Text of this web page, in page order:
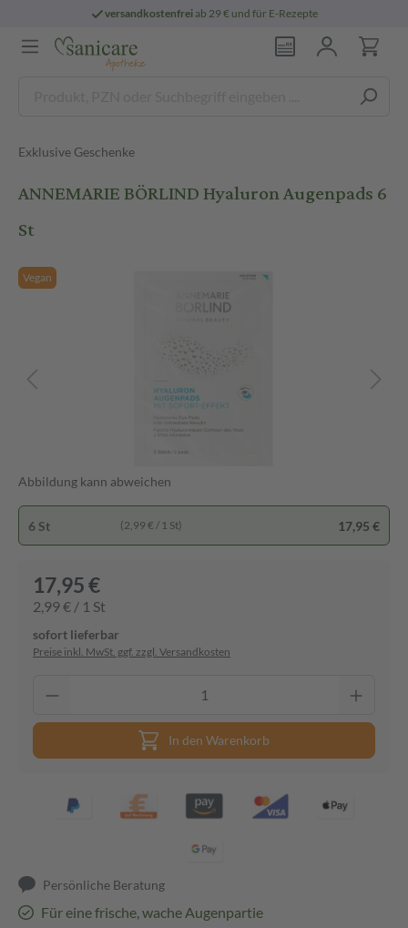
versandkostenfreiab 29 € und für E-Rezepte
Exklusive Geschenke
ANNEMARIE BÖRLIND Hyaluron Augenpads 6
St
Vegan
Abbildung kann abweichen
6 St (2,99 € / 1 St) 17,95 €
17,95 €
2,99 € / 1 St
sofort lieferbar
Preise inkl. MwSt. ggf. zzgl. Versandkosten
In den Warenkorb
Persönliche Beratung
Für eine frische, wache Augenpartie